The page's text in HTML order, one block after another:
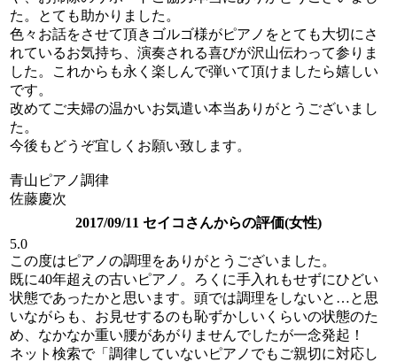
た。とても助かりました。
色々お話をさせて頂きゴルゴ様がピアノをとても大切にさ
れているお気持ち、演奏される喜びが沢山伝わって参りま
した。これからも永く楽しんで弾いて頂けましたら嬉しい
です。
改めてご夫婦の温かいお気遣い本当ありがとうございまし
た。
今後もどうぞ宜しくお願い致します。
青山ピアノ調律
佐藤慶次
2017/09/11 セイコさんからの評価(女性)
5.0
この度はピアノの調理をありがとうございました。
既に40年超えの古いピアノ。ろくに手入れもせずにひどい
状態であったかと思います。頭では調理をしないと…と思
いながらも、お見せするのも恥ずかしいくらいの状態のた
め、なかなか重い腰があがりませんでしたが一念発起！
ネット検索で「調律していないピアノでもご親切に対応し